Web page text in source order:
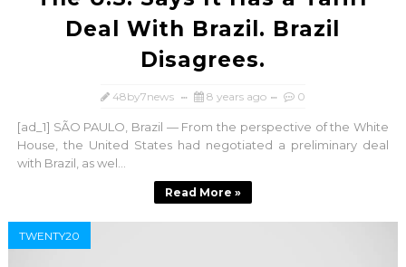
Deal With Brazil. Brazil
Disagrees.
48by7news 8 years ago 0
[ad_1] SÃO PAULO, Brazil — From the perspective of the White
House, the United States had negotiated a preliminary deal
with Brazil, as wel...
Read More »
TWENTY20